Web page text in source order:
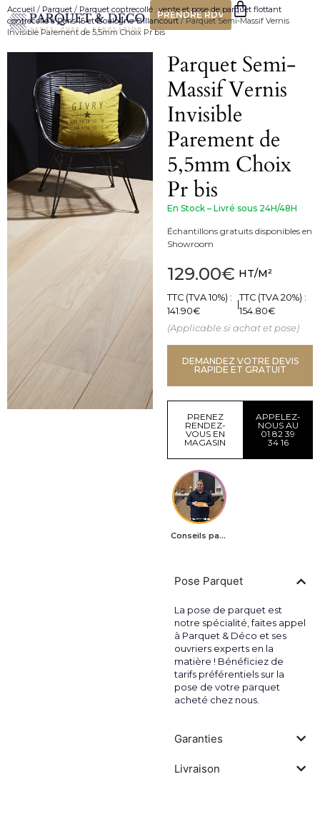
PRENDRE RDV
Accueil / Parquet / Parquet contrecollé : vente et pose de parquet flottant
contrecollé à Paris 15 et Boulogne-Billancourt/ Parquet Semi-Massif Vernis
Invisible Parement de 5,5mm Choix Pr bis
Parquet Semi-
Massif Vernis
Invisible
Parement de
5,5mm Choix
Pr bis
En Stock – Livré sous 24H/48H
Échantillons gratuits disponibles en
Showroom
129.00€ HT/M²
TTC (TVA 10%) :
141.90€
TTC (TVA 20%) :
154.80€
(Applicable si achat et pose)
DEMANDEZ VOTRE DEVIS
RAPIDE ET GRATUIT
PRENEZ
RENDEZ-
VOUS EN
MAGASIN
APPELEZ-
NOUS AU
01 82 39
34 16
Conseils parquets
Pose Parquet
La pose de parquet est
notre spécialité, faites appel
à Parquet & Déco et ses
ouvriers experts en la
matière ! Bénéficiez de
tarifs préférentiels sur la
pose de votre parquet
acheté chez nous.
Garanties
Livraison